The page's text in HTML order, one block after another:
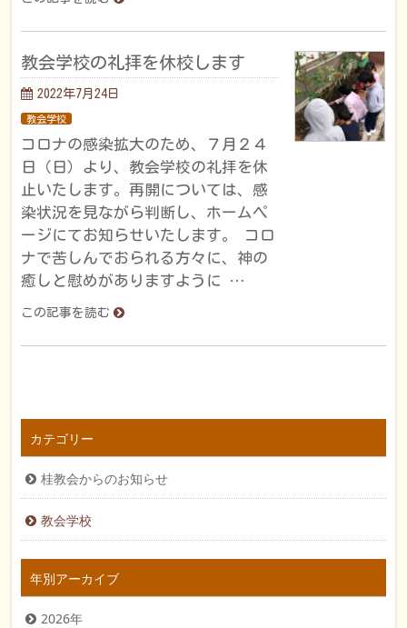
教会学校の礼拝を休校します
2022年7月24日
教会学校
コロナの感染拡大のため、７月２４
日（日）より、教会学校の礼拝を休
止いたします。再開については、感
染状況を見ながら判断し、ホームペ
ージにてお知らせいたします。 コロ
ナで苦しんでおられる方々に、神の
癒しと慰めがありますように …
この記事を読む
カテゴリー
桂教会からのお知らせ
教会学校
年別アーカイブ
2026年